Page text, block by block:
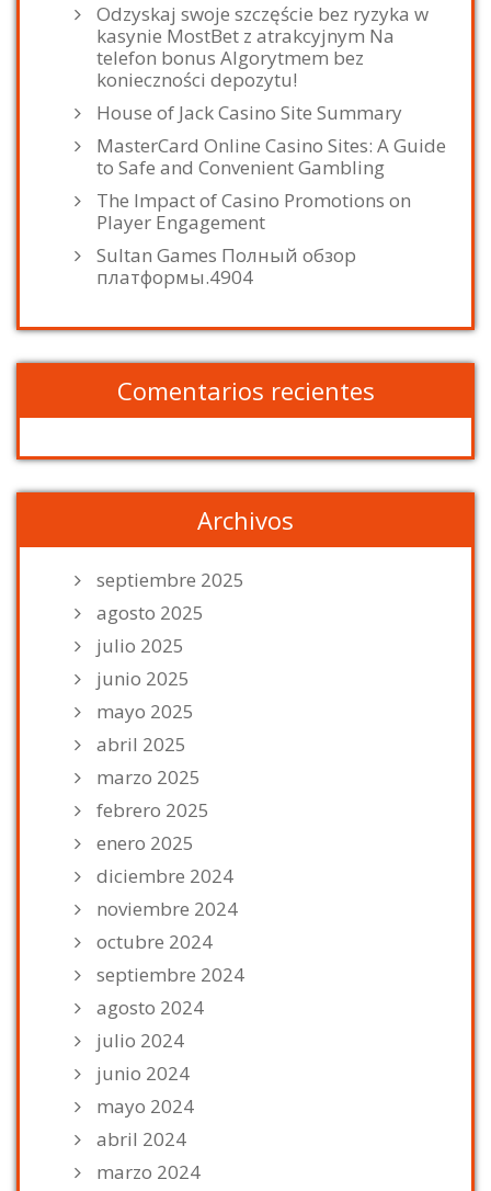
Odzyskaj swoje szczęście bez ryzyka w
kasynie MostBet z atrakcyjnym Na
telefon bonus Algorytmem bez
konieczności depozytu!
House of Jack Casino Site Summary
MasterCard Online Casino Sites: A Guide
to Safe and Convenient Gambling
The Impact of Casino Promotions on
Player Engagement
Sultan Games Полный обзор
платформы.4904
Comentarios recientes
Archivos
septiembre 2025
agosto 2025
julio 2025
junio 2025
mayo 2025
abril 2025
marzo 2025
febrero 2025
enero 2025
diciembre 2024
noviembre 2024
octubre 2024
septiembre 2024
agosto 2024
julio 2024
junio 2024
mayo 2024
abril 2024
marzo 2024